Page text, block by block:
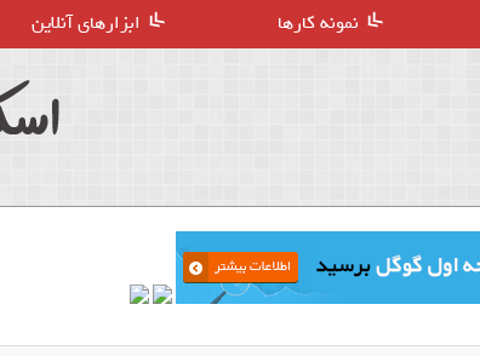
نمونه کارها ابزارهای آنلاین